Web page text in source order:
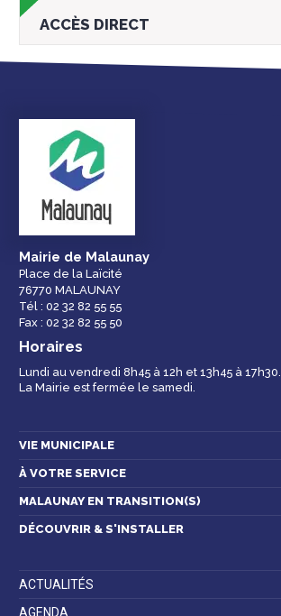
ACCÈS DIRECT
Droits et
démarches
Espace famille
Mairie de Malaunay
Place de la Laïcité
76770 MALAUNAY
Tél : 02 32 82 55 55
Fax : 02 32 82 55 50
Horaires
Lundi au vendredi 8h45 à 12h et 13h45 à 17h30.
La Mairie est fermée le samedi.
VIE MUNICIPALE
À VOTRE SERVICE
MALAUNAY EN TRANSITION(S)
DÉCOUVRIR & S'INSTALLER
ACTUALITÉS
AGENDA